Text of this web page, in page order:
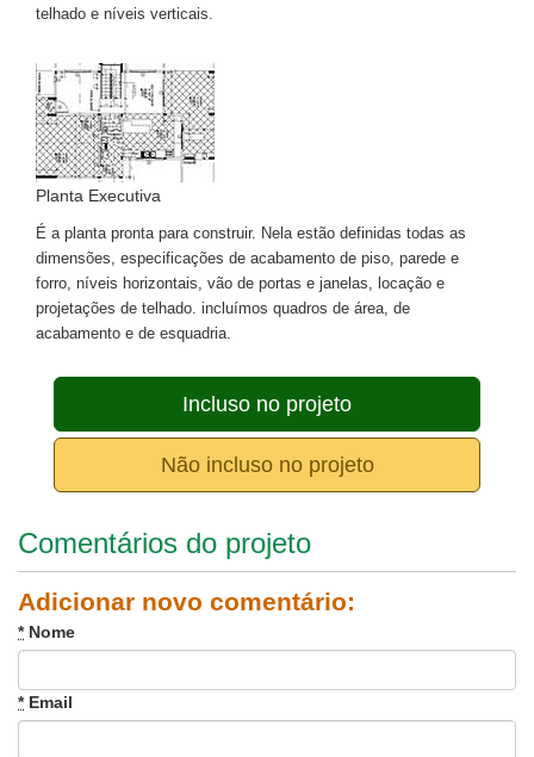
telhado e níveis verticais.
Planta Executiva
É a planta pronta para construir. Nela estão definidas todas as
dimensões, especificações de acabamento de piso, parede e
forro, níveis horizontais, vão de portas e janelas, locação e
projetações de telhado. incluímos quadros de área, de
acabamento e de esquadria.
Incluso no projeto
Não incluso no projeto
Comentários do projeto
Adicionar novo comentário:
*Nome
*Email